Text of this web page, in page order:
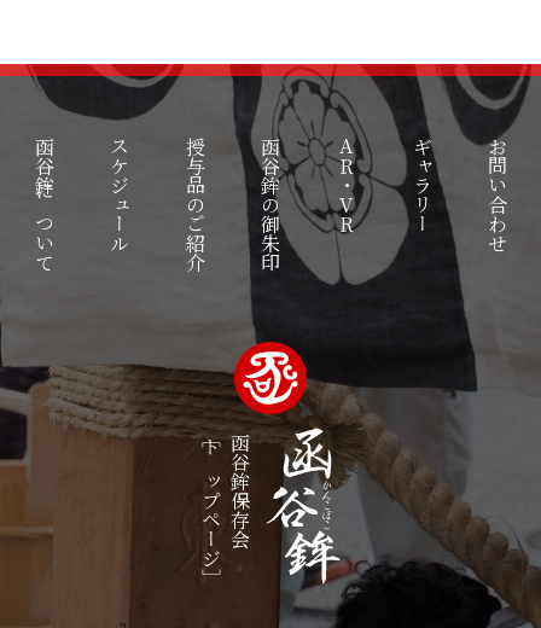
函谷鉾について スケジュール 授与品のご紹介 函谷鉾の御朱印 AR・VR ギャラリー お問い合わせ
函谷鉾保存会
［トップページ］